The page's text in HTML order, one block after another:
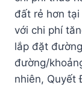
đất rẻ hơn
với chi phí
lắp đặt
đường/
nhiên, Quyết